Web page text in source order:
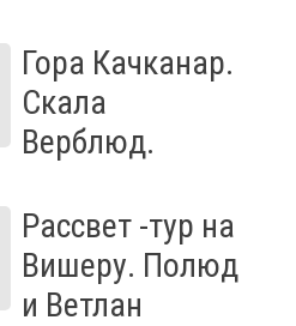
Гора Качканар.
Скала
Верблюд.
Рассвет -тур на
Вишеру. Полюд
и Ветлан